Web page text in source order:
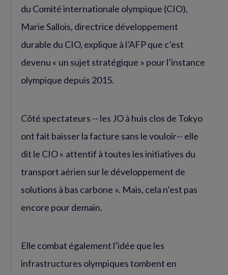
du Comité internationale olympique (CIO),
Marie Sallois, directrice développement
durable du CIO, explique à l’AFP que c’est
devenu « un sujet stratégique » pour l’instance
olympique depuis 2015.
Côté spectateurs -- les JO à huis clos de Tokyo
ont fait baisser la facture sans le vouloir-- elle
dit le CIO « attentif à toutes les initiatives du
transport aérien sur le développement de
solutions à bas carbone ». Mais, cela n’est pas
encore pour demain.
Elle combat également l’idée que les
infrastructures olympiques tombent en